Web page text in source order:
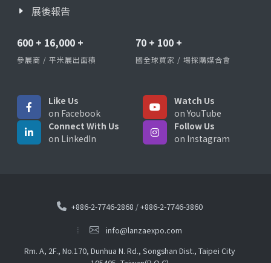
展後報告
600 + 16,000 +
參展商 / 平米展出面積
70 + 100 +
國全球買家 / 場採購媒合會
Like Us
on Facebook
Watch Us
on YouTube
Connect With Us
on LinkedIn
Follow Us
on Instagram
+886-2-7746-2868 /+886-2-7746-3860
info@lanzaexpo.com
Rm. A, 2F., No.170, Dunhua N. Rd., Songshan Dist., Taipei City